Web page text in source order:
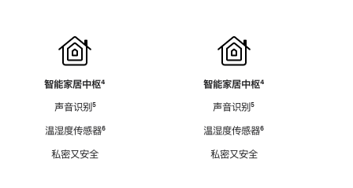
智能家居中枢脚
⁴
声音识别脚
⁵
温湿度传感器脚
⁶
私密又安全
智能家居中枢脚
⁴
声音识别脚
⁵
温湿度传感器脚
⁶
私密又安全